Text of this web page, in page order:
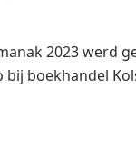
2023 werd
bij boekhandel